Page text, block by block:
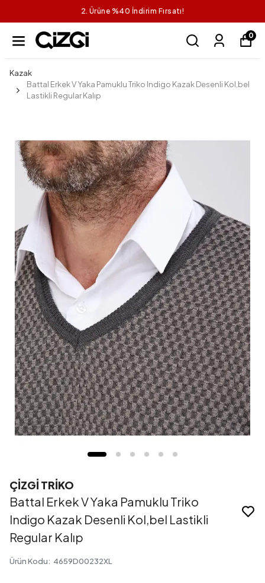
2. Ürüne %40 İndirim Fırsatı!
0
Kazak
Battal Erkek V Yaka Pamuklu Triko Indigo Kazak Desenli Kol,bel
Lastikli Regular Kalıp
ÇİZGİ TRİKO
Battal Erkek V Yaka Pamuklu Triko
Indigo Kazak Desenli Kol,bel Lastikli
Regular Kalıp
Ürün Kodu: 4659D00232XL